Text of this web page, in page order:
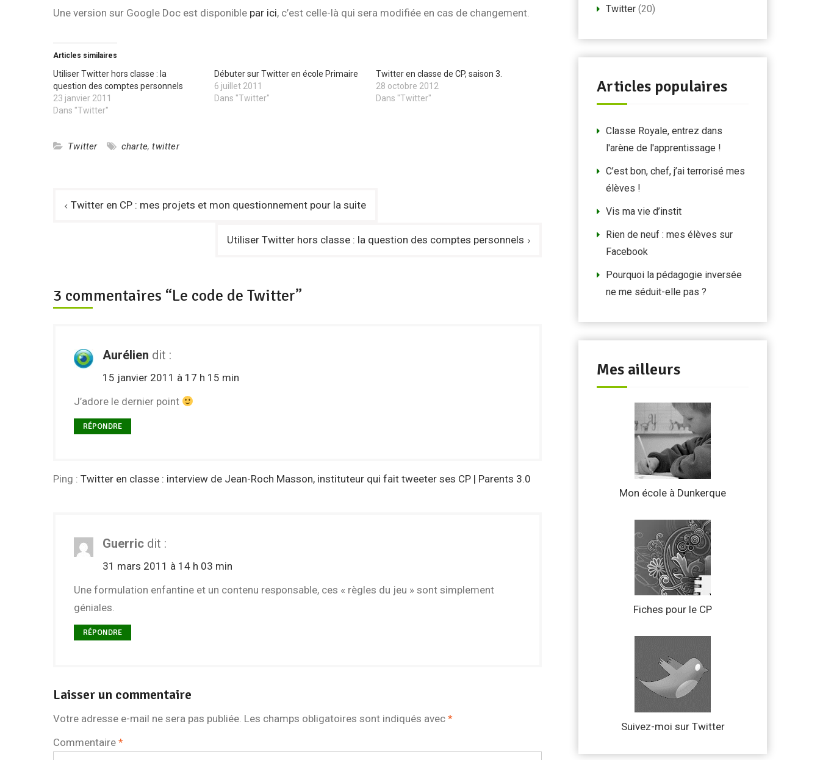
Une version sur Google Doc est disponible par ici, c’est celle-là qui sera modifiée en cas de changement.
Articles similaires
Utiliser Twitter hors classe : la
question des comptes personnels
23 janvier 2011
Dans "Twitter"
Débuter sur Twitter en école Primaire
6 juillet 2011
Dans "Twitter"
Twitter en classe de CP, saison 3.
28 octobre 2012
Dans "Twitter"
Twitter charte,twitter
Navigation
Twitter en CP : mes projets et mon questionnement pour la suite
Utiliser Twitter hors classe : la question des comptes personnels
3 commentaires “Le code de Twitter”
Aurélien dit :
15 janvier 2011 à 17 h 15 min
J’adore le dernier point
RÉPONDRE
Ping : Twitter en classe : interview de Jean-Roch Masson, instituteur qui fait tweeter ses CP | Parents 3.0
Guerric dit :
31 mars 2011 à 14 h 03 min
Une formulation enfantine et un contenu responsable, ces « règles du jeu » sont simplement
géniales.
RÉPONDRE
Laisser un commentaire
Votre adresse e-mail ne sera pas publiée. Les champs obligatoires sont indiqués avec *
Commentaire *
Twitter (20)
Articles populaires
Classe Royale, entrez dans
l'arène de l'apprentissage !
C’est bon, chef, j’ai terrorisé mes
élèves !
Vis ma vie d’instit
Rien de neuf : mes élèves sur
Facebook
Pourquoi la pédagogie inversée
ne me séduit-elle pas ?
Mes ailleurs
Mon école à Dunkerque
Fiches pour le CP
Suivez-moi sur Twitter